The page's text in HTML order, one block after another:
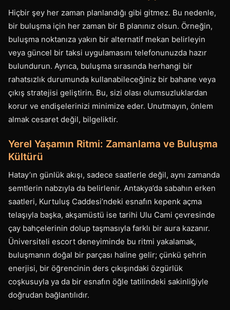
Hiçbir şey her zaman planlandığı gibi gitmez. Bu nedenle,
bir buluşma için her zaman bir B planınız olsun. Örneğin,
buluşma noktanıza yakın bir alternatif mekan belirleyin
veya güncel bir taksi uygulamasını telefonunuzda hazır
bulundurun. Ayrıca, buluşma sırasında herhangi bir
rahatsızlık durumunda kullanabileceğiniz bir bahane veya
çıkış stratejisi geliştirin. Bu, sizi olası olumsuzluklardan
korur ve endişelerinizi minimize eder. Unutmayın, önlem
almak cesaret değil, bilgeliktir.
Yerel Yaşamın Ritmi: Zamanlama ve Buluşma
Kültürü
Hatay’ın günlük akışı, sadece saatlerle değil, aynı zamanda
semtlerin nabzıyla da belirlenir. Antakya’da sabahın erken
saatleri, Kurtuluş Caddesi’ndeki esnafın kepenk açma
telaşıyla başka, akşamüstü ise tarihi Ulu Cami çevresinde
çay bahçelerinin dolup taşmasıyla farklı bir aura kazanır.
Üniversiteli escort deneyiminde bu ritmi yakalamak,
buluşmanın doğal bir parçası haline gelir; çünkü şehrin
enerjisi, bir öğrencinin ders çıkışındaki özgürlük
coşkusuyla ya da bir esnafın öğle tatilindeki sakinliğiyle
doğrudan bağlantılıdır.